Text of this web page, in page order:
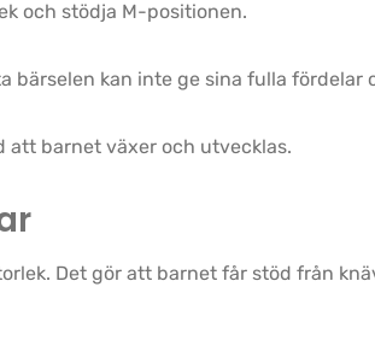
och stödja M-positionen.
kan inte ge sina fulla fördelar
att barnet växer och utvecklas.
Det gör att barnet får stöd från